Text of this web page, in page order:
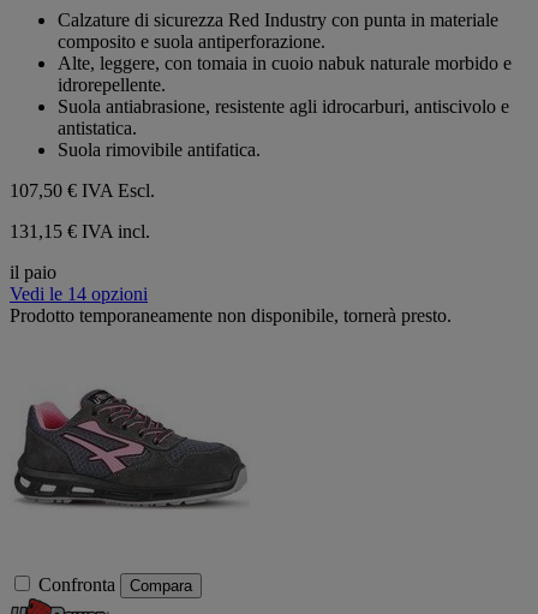
Calzature di sicurezza Red Industry con punta in materiale
composito e suola antiperforazione.
Alte, leggere, con tomaia in cuoio nabuk naturale morbido e
idrorepellente.
Suola antiabrasione, resistente agli idrocarburi, antiscivolo e
antistatica.
Suola rimovibile antifatica.
107,50 € IVA Escl.
131,15 € IVA incl.
il paio
Vedi le 14 opzioni
Prodotto temporaneamente non disponibile, tornerà presto.
Confronta Compara